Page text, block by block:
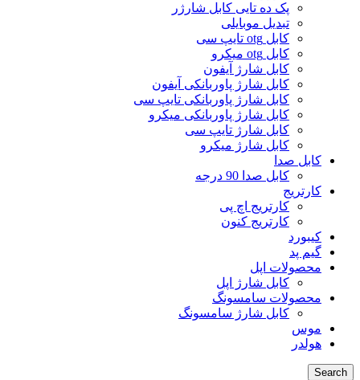
پک ده تایی کابل شارژر
تبدیل موبایلی
کابل otg تایپ سی
کابل otg میکرو
کابل شارژ آیفون
کابل شارژ پاوربانکی آیفون
کابل شارژ پاوربانکی تایپ سی
کابل شارژ پاوربانکی میکرو
کابل شارژ تایپ سی
کابل شارژ میکرو
کابل صدا
کابل صدا 90 درجه
کارتریج
کارتریج اچ پی
کارتریج کنون
کیبورد
گیم پد
محصولات اپل
کابل شارژ اپل
محصولات سامسونگ
کابل شارژ سامسونگ
موس
هولدر
Search